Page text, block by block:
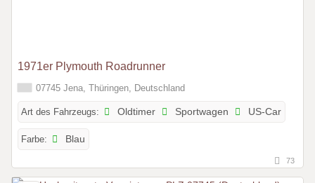
1971er Plymouth Roadrunner
07745 Jena, Thüringen, Deutschland
Art des Fahrzeugs: Oldtimer Sportwagen US-Car
Farbe: Blau
73